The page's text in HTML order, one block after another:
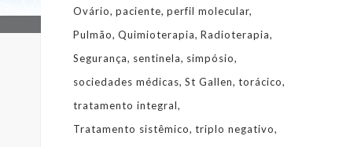
Ovário paciente perfil molecular
Pulmão Quimioterapia Radioterapia
Segurança
sentinela
simpósio
sociedades médicas St Gallen torácico
tratamento integral
Tratamento sistêmico triplo negativo